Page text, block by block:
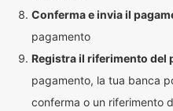
Conferma e invia il
pagamento
Registra il riferimento del
pagamento, la tua banca
conferma o un riferimento